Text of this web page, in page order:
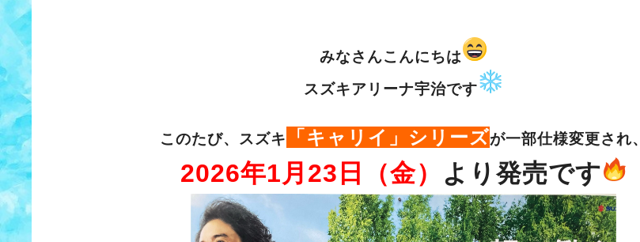
みなさんこんにちは
スズキアリーナ宇治です
このたび、スズキ 「キャリイ」シリーズが一部仕様変更され、
2026年1月23日（金） より発売です